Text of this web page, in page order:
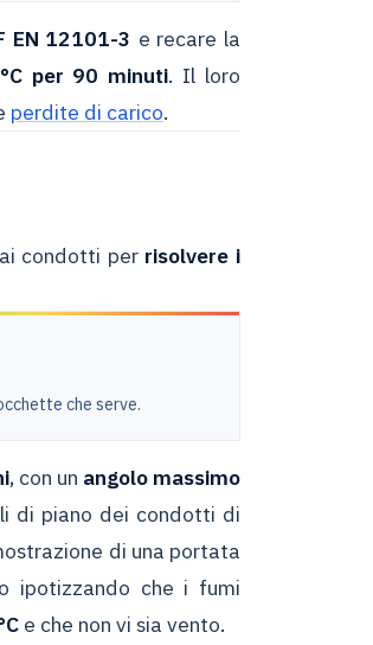
EN 12101-3 e recare la
per 90 minuti. Il loro
perdite di carico.
condotti per risolvere i
che serve.
, con un angolo massimo
di piano dei condotti di
di una portata
ipotizzando che i fumi
e che non vi sia vento.